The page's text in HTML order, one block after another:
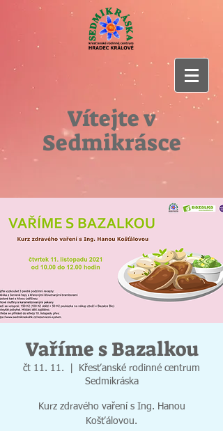
Vítejte v
Sedmikrásce
Vaříme s Bazalkou
čt 11. 11.
Křesťanské rodinné centrum
Sedmikráska
Kurz zdravého vaření s Ing. Hanou